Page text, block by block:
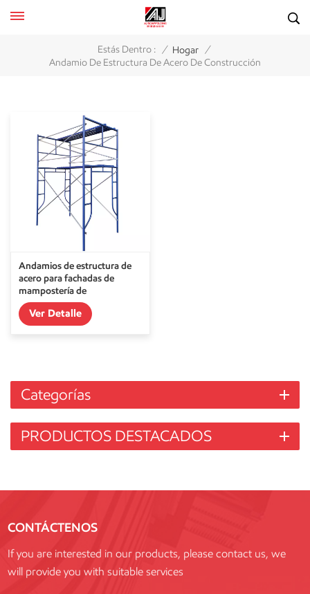
Estás Dentro : / Hogar /
Andamio De Estructura De Acero De Construcción
Andamios de estructura de
acero para fachadas de
mampostería de
construcción
Ver Detalle
Categorías
PRODUCTOS DESTACADOS
CONTÁCTENOS
If you are interested in our products, please contact us, we
will provide you with suitable services